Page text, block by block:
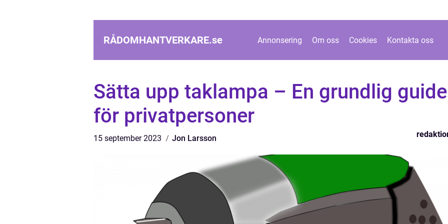
RÅDOMHANTVERKARE.se Annonsering Om oss Cookies Kontakta oss
Sätta upp taklampa – En grundlig guide
för privatpersoner
15 september 2023 Jon Larsson